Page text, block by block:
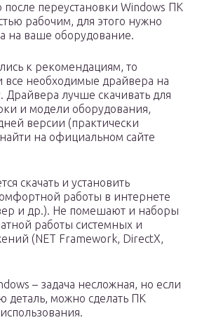
после переустановки Windows ПК
рабочим, для этого нужно
на ваше оборудование.
к рекомендациям, то
все необходимые драйвера на
лучше скачивать для
и модели оборудования,
версии (практически
на официальном сайте
скачать и установить
работы в интернете
и др.). Не помешают и наборы
работы системных и
(NET Framework, DirectX,
– задача несложная, но если
деталь, можно сделать ПК